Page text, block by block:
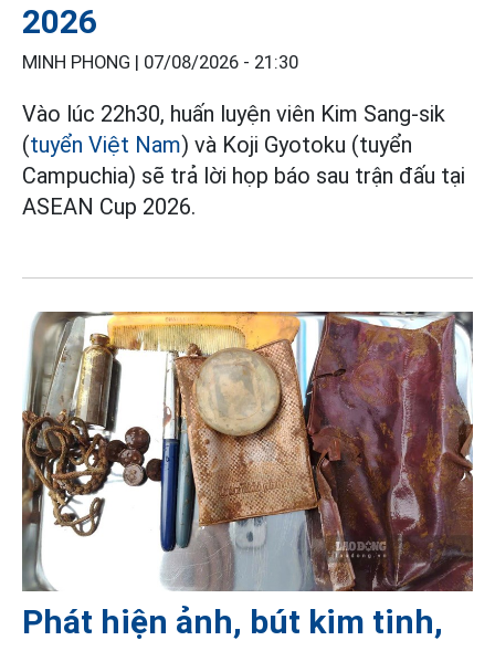
2026
MINH PHONG | 07/08/2026 - 21:30
Vào lúc 22h30, huấn luyện viên Kim Sang-sik
(tuyển Việt Nam) và Koji Gyotoku (tuyển
Campuchia) sẽ trả lời họp báo sau trận đấu tại
ASEAN Cup 2026.
Phát hiện ảnh, bút kim tinh,